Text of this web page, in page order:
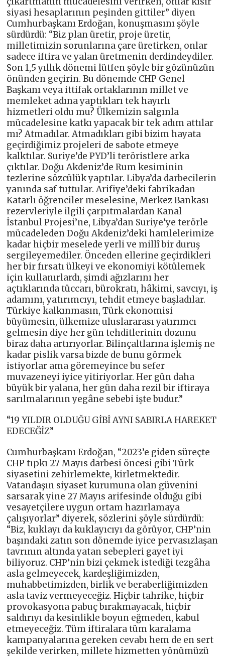
siyasi hesaplarının peşinden gittiler” diyen
Cumhurbaşkanı Erdoğan, konuşmasını şöyle
sürdürdü: “Biz plan üretir, proje üretir,
milletimizin sorunlarına çare üretirken, onlar
sadece iftira ve yalan üretmenin derdindeydiler.
Son 1,5 yıllık dönemi lütfen şöyle bir gözünüzün
önünden geçirin. Bu dönemde CHP Genel
Başkanı veya ittifak ortaklarının millet ve
memleket adına yaptıkları tek hayırlı
hizmetleri oldu mu? Ülkemizin salgınla
mücadelesine katkı yapacak bir tek adım attılar
mı? Atmadılar. Atmadıkları gibi bizim hayata
geçirdiğimiz projeleri de sabote etmeye
kalktılar. Suriye’de PYD’li teröristlere arka
çıktılar. Doğu Akdeniz’de Rum kesiminin
tezlerine sözcülük yaptılar. Libya’da darbecilerin
yanında saf tuttular. Arifiye’deki fabrikadan
Katarlı öğrenciler meselesine, Merkez Bankası
rezervleriyle ilgili çarpıtmalardan Kanal
İstanbul Projesi’ne, Libya’dan Suriye’ye terörle
mücadeleden Doğu Akdeniz’deki hamlelerimize
kadar hiçbir meselede yerli ve millî bir duruş
sergileyemediler. Önceden ellerine geçirdikleri
her bir fırsatı ülkeyi ve ekonomiyi kötülemek
için kullanırlardı, şimdi ağızlarını her
açtıklarında tüccarı, bürokratı, hâkimi, savcıyı, iş
adamını, yatırımcıyı, tehdit etmeye başladılar.
Türkiye kalkınmasın, Türk ekonomisi
büyümesin, ülkemize uluslararası yatırımcı
gelmesin diye her gün tehditlerinin dozunu
biraz daha artırıyorlar. Bilinçaltlarına işlemiş ne
kadar pislik varsa bizde de bunu görmek
istiyorlar ama göremeyince bu sefer
muvazeneyi iyice yitiriyorlar. Her gün daha
büyük bir yalana, her gün daha rezil bir iftiraya
sarılmalarının yegâne sebebi işte budur.”
“19 YILDIR OLDUĞU GİBİ AYNI SABIRLA HAREKET
EDECEĞİZ”
Cumhurbaşkanı Erdoğan, “2023’e giden süreçte
CHP tıpkı 27 Mayıs darbesi öncesi gibi Türk
siyasetini zehirlemekte, kirletmektedir.
Vatandaşın siyaset kurumuna olan güvenini
sarsarak yine 27 Mayıs arifesinde olduğu gibi
vesayetçilere uygun ortam hazırlamaya
çalışıyorlar” diyerek, sözlerini şöyle sürdürdü:
“Biz, kuklayı da kuklayıcıyı da görüyor, CHP’nin
başındaki zatın son dönemde iyice pervasızlaşan
tavrının altında yatan sebepleri gayet iyi
biliyoruz. CHP’nin bizi çekmek istediği tezgâha
asla gelmeyecek, kardeşliğimizden,
muhabbetimizden, birlik ve beraberliğimizden
asla taviz vermeyeceğiz. Hiçbir tahrike, hiçbir
provokasyona pabuç bırakmayacak, hiçbir
saldırıyı da kesinlikle boyun eğmeden, kabul
etmeyeceğiz. Tüm iftiralara tüm karalama
kampanyalarına gereken cevabı hem de en sert
şekilde verirken, millete hizmetten yönümüzü